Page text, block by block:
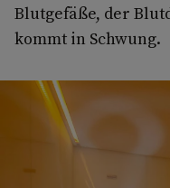
Blutgefäße, der
kommt in Schwung.